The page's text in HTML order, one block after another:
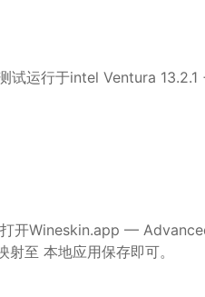
试运行于intel Ventura 13.2.1
打开Wineskin.app —
至 本地应用保存即可。